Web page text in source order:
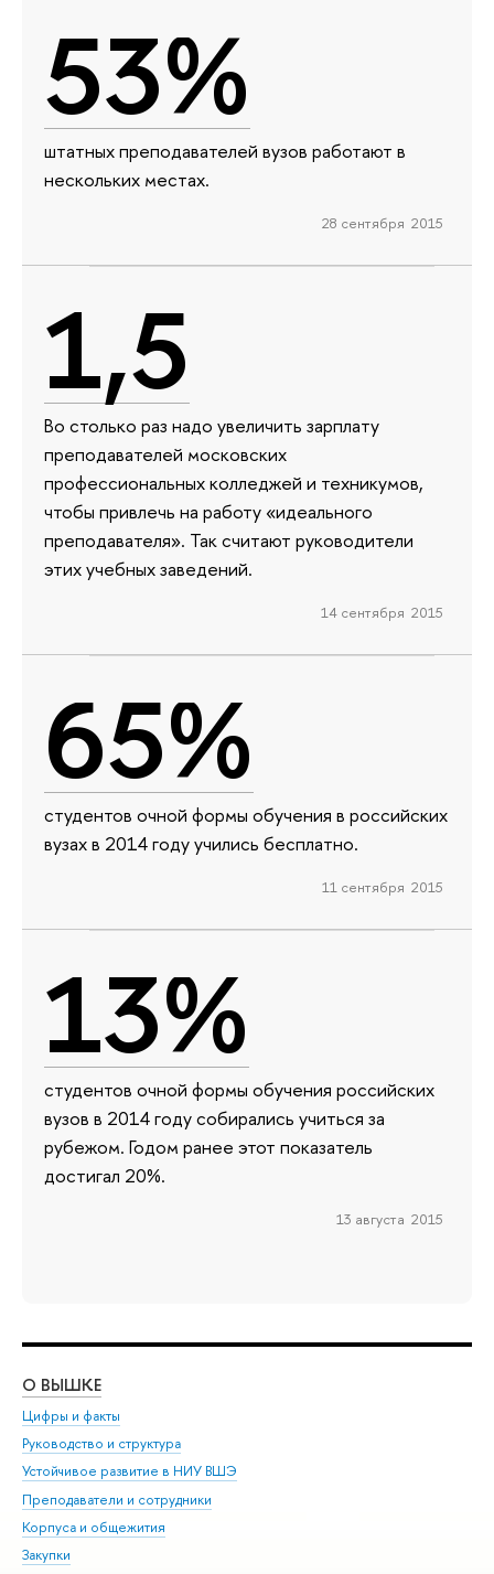
53%
штатных преподавателей вузов работают в
нескольких местах.
28 сентября 2015
1,5
Во столько раз надо увеличить зарплату
преподавателей московских
профессиональных колледжей и техникумов,
чтобы привлечь на работу «идеального
преподавателя». Так считают руководители
этих учебных заведений.
14 сентября 2015
65%
студентов очной формы обучения в российских
вузах в 2014 году учились бесплатно.
11 сентября 2015
13%
студентов очной формы обучения российских
вузов в 2014 году собирались учиться за
рубежом. Годом ранее этот показатель
достигал 20%.
13 августа 2015
О ВЫШКЕ
Цифры и факты
Руководство и структура
Устойчивое развитие в НИУ ВШЭ
Преподаватели и сотрудники
Корпуса и общежития
Закупки